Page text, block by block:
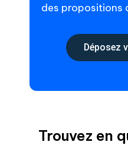
des propositions
Déposez
Trouvez en